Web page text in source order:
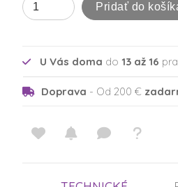
Pridať do
U Vás doma do 13 až 16
Doprava - Od 200 €